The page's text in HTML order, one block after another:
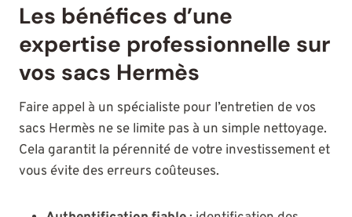
Les bénéfices d’une
expertise professionnelle sur
vos sacs Hermès
Faire appel à un spécialiste pour l’entretien de vos
sacs Hermès ne se limite pas à un simple nettoyage.
Cela garantit la pérennité de votre investissement et
vous évite des erreurs coûteuses.